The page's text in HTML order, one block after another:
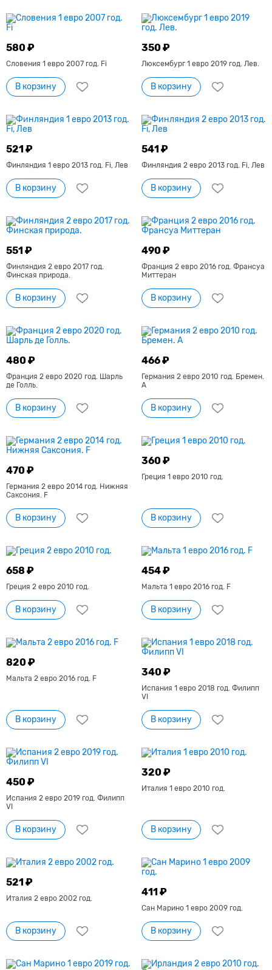
580 ₽
Словения 1 евро 2007 год. Fi
В корзину
350 ₽
Люксембург 1 евро 2019 год. Лев.
В корзину
521 ₽
Финляндия 1 евро 2013 год. Fi, Лев
В корзину
541 ₽
Финляндия 2 евро 2013 год. Fi, Лев
В корзину
551 ₽
Финляндия 2 евро 2017 год.
Финская природа.
В корзину
490 ₽
Франция 2 евро 2016 год. Франсуа
Миттеран
В корзину
480 ₽
Франция 2 евро 2020 год. Шарль
де Голль.
В корзину
466 ₽
Германия 2 евро 2010 год. Бремен.
А
В корзину
470 ₽
Германия 2 евро 2014 год. Нижняя
Саксония. F
В корзину
360 ₽
Греция 1 евро 2010 год.
В корзину
658 ₽
Греция 2 евро 2010 год.
В корзину
454 ₽
Мальта 1 евро 2016 год. F
В корзину
820 ₽
Мальта 2 евро 2016 год. F
В корзину
340 ₽
Испания 1 евро 2018 год. Филипп
VI
В корзину
450 ₽
Испания 2 евро 2019 год. Филипп
VI
В корзину
320 ₽
Италия 1 евро 2010 год.
В корзину
521 ₽
Италия 2 евро 2002 год.
В корзину
411 ₽
Сан Марино 1 евро 2009 год.
В корзину